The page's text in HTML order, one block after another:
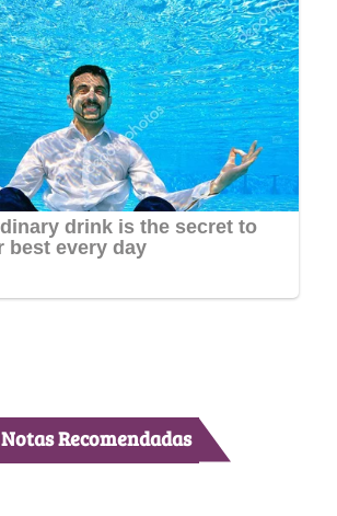
Notas Recomendadas